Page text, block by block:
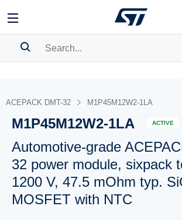
BOOKMARK
Pleaselog into show your saved searches.
ACEPACK DMT-32 M1P45M12W2-1LA
M1P45M12W2-1LA ACTIVE
Automotive-grade
32 power module, sixpack
1200 V, 47.5 mOhm typ.
MOSFET with NTC